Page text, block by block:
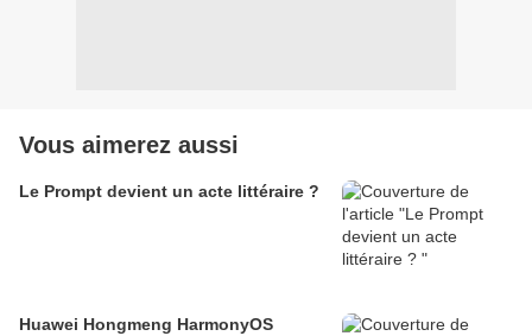
Vous aimerez aussi
Le Prompt devient un acte littéraire ?
Huawei Hongmeng HarmonyOS